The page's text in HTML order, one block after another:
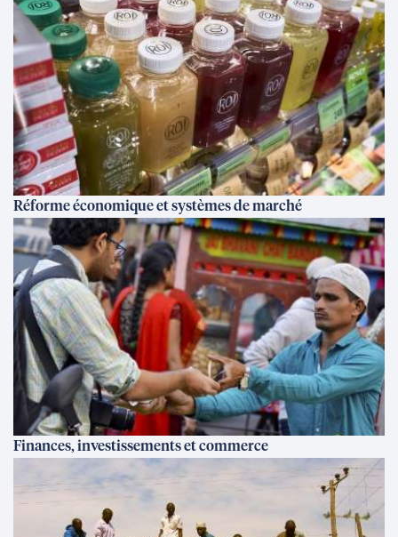
Réforme économique et systèmes de marché
Finances, investissements et commerce